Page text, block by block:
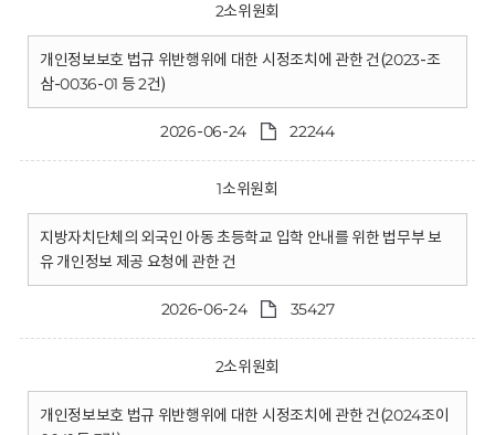
2소위원회
개인정보보호 법규 위반행위에 대한 시정조치에 관한 건(2023-조
삼-0036-01 등 2건)
2026-06-24 22244
1소위원회
지방자치단체의 외국인 아동 초등학교 입학 안내를 위한 법무부 보
유 개인정보 제공 요청에 관한 건
2026-06-24 35427
2소위원회
개인정보보호 법규 위반행위에 대한 시정조치에 관한 건(2024조이